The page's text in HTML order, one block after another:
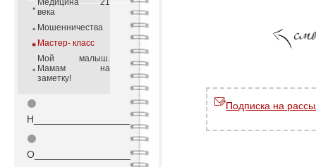
Медицина 21
века
Мошенничества
Мастер- класс
Мой малыш.
Мамам на
заметку!
⚫
Н_________________
⚫
О_________________
Подписка на